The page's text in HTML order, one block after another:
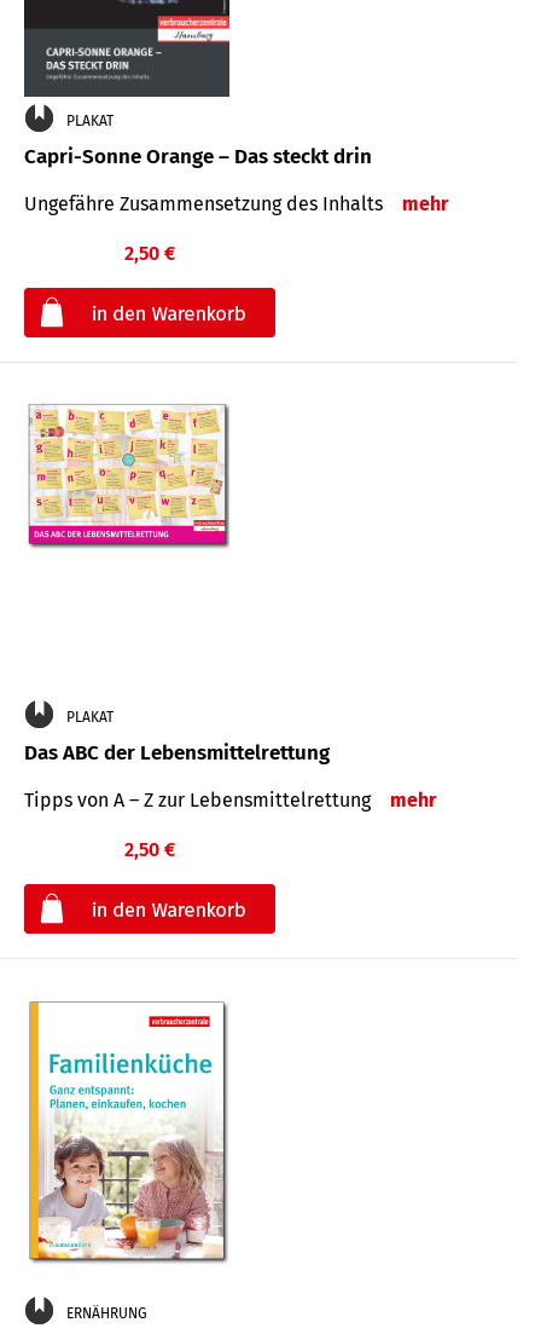
PLAKAT
Capri-Sonne Orange – Das steckt drin
Ungefähre Zu­sammen­setzung des Inhalts mehr
2,50 €
PLAKAT
Das ABC der Lebensmittelrettung
Tipps von A – Z zur Lebensmittelrettung mehr
2,50 €
ERNÄHRUNG